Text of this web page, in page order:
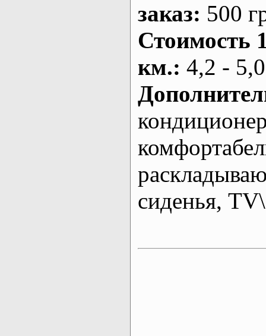
заказ: 500
Стоимость
км.: 4,2 -
сиденья,